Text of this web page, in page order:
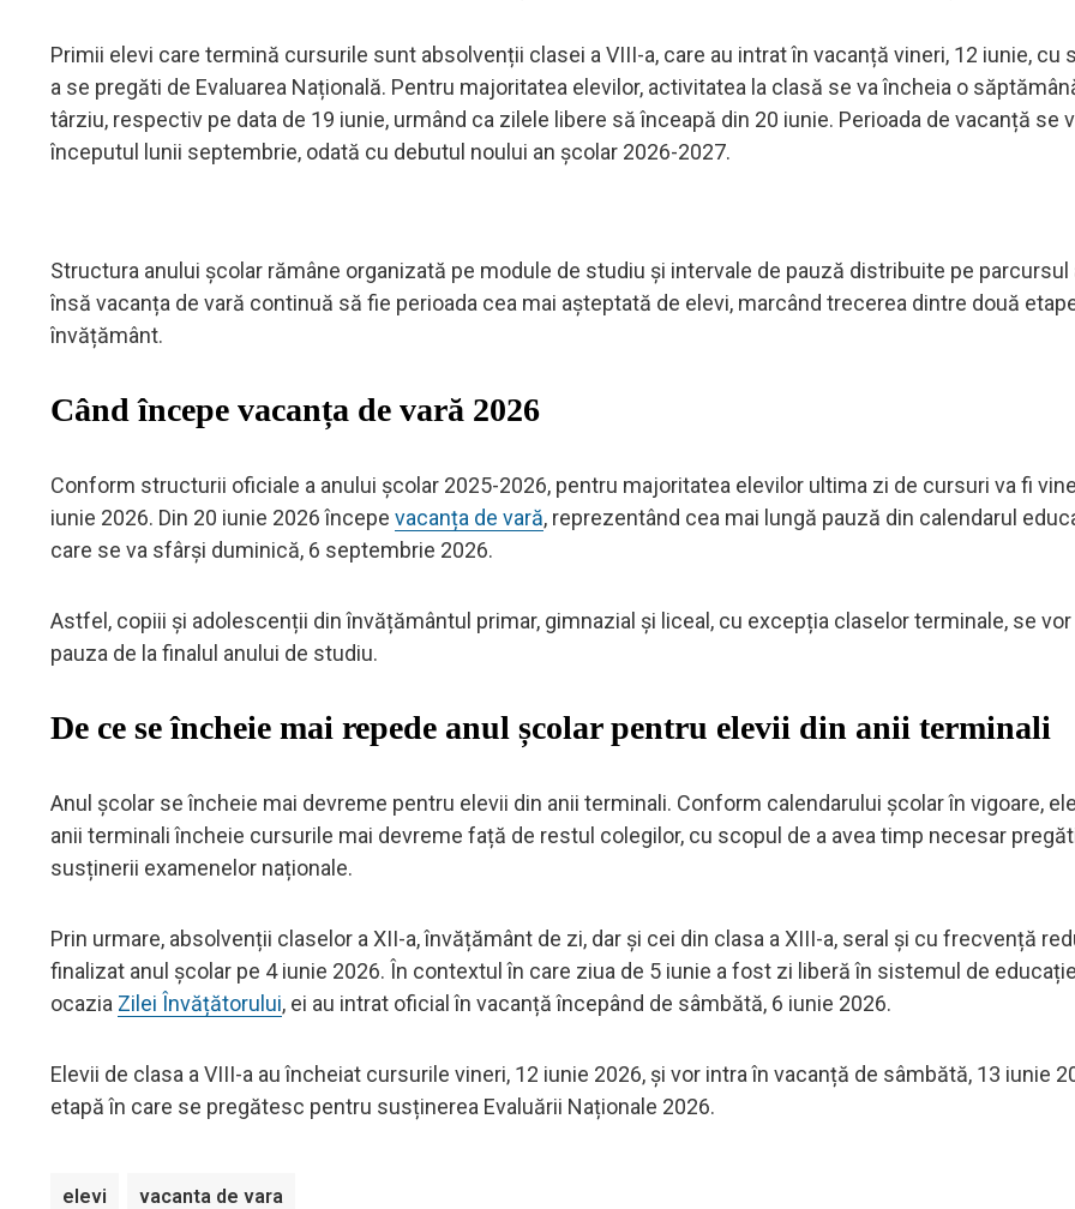
Primii elevi care termină cursurile sunt absolvenții clasei a VIII-a, care au intrat în vacanță vineri, 12 iunie, cu
a se pregăti de Evaluarea Națională. Pentru majoritatea elevilor, activitatea la clasă se va încheia o
târziu, respectiv pe data de 19 iunie, urmând ca zilele libere să înceapă din 20 iunie. Perioada de vacanță se
începutul lunii septembrie, odată cu debutul noului an școlar 2026-2027.
Structura anului școlar rămâne organizată pe module de studiu și intervale de pauză distribuite pe parcursul
însă vacanța de vară continuă să fie perioada cea mai așteptată de elevi, marcând trecerea dintre două
învățământ.
Când începe vacanța de vară 2026
Conform structurii oficiale a anului școlar 2025-2026, pentru majoritatea elevilor ultima zi de cursuri va fi
iunie 2026. Din 20 iunie 2026 începe vacanța de vară, reprezentând cea mai lungă pauză din calendarul
care se va sfârși duminică, 6 septembrie 2026.
Astfel, copiii și adolescenții din învățământul primar, gimnazial și liceal, cu excepția claselor terminale, se vor
pauza de la finalul anului de studiu.
De ce se încheie mai repede anul școlar pentru elevii din anii terminali
Anul școlar se încheie mai devreme pentru elevii din anii terminali. Conform calendarului școlar în vigoare,
anii terminali încheie cursurile mai devreme față de restul colegilor, cu scopul de a avea timp necesar
susținerii examenelor naționale.
Prin urmare, absolvenții claselor a XII-a, învățământ de zi, dar și cei din clasa a XIII-a, seral și cu frecvență
finalizat anul școlar pe 4 iunie 2026. În contextul în care ziua de 5 iunie a fost zi liberă în sistemul de
ocazia Zilei Învățătorului, ei au intrat oficial în vacanță începând de sâmbătă, 6 iunie 2026.
Elevii de clasa a VIII-a au încheiat cursurile vineri, 12 iunie 2026, și vor intra în vacanță de sâmbătă, 13 iunie
etapă în care se pregătesc pentru susținerea Evaluării Naționale 2026.
elevi vacanta de vara